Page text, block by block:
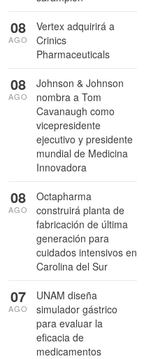
Vertex adquirirá a
Crinics
Pharmaceuticals
08
AGO
Johnson & Johnson
nombra a Tom
Cavanaugh como
vicepresidente
ejecutivo y presidente
mundial de Medicina
Innovadora
08
AGO
Octapharma
construirá planta de
fabricación de última
generación para
cuidados intensivos en
Carolina del Sur
08
AGO
UNAM diseña
simulador gástrico
para evaluar la
eficacia de
medicamentos
07
AGO